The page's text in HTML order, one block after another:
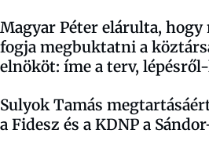
Magyar Péter elárulta,
fogja megbuktatni a
elnököt: íme a terv,
Sulyok Tamás
a Fidesz és a KDNP a